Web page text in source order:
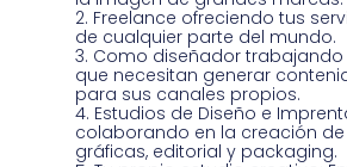
Freelance ofreciendo tus
de cualquier parte del mundo.
Como diseñador
que necesitan generar
para sus canales propios.
Estudios de Diseño e
colaborando en la creación de
gráficas, editorial y packaging.